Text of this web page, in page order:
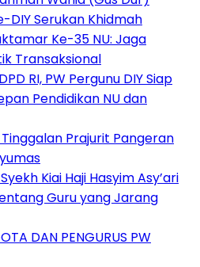
DIY Serukan Khidmah
Ke-35 NU: Jaga
Transaksional
RI, PW Pergunu DIY Siap
Pendidikan NU dan
Prajurit Pangeran
Kiai Haji Hasyim Asy’ari
Guru yang Jarang
DAN PENGURUS PW